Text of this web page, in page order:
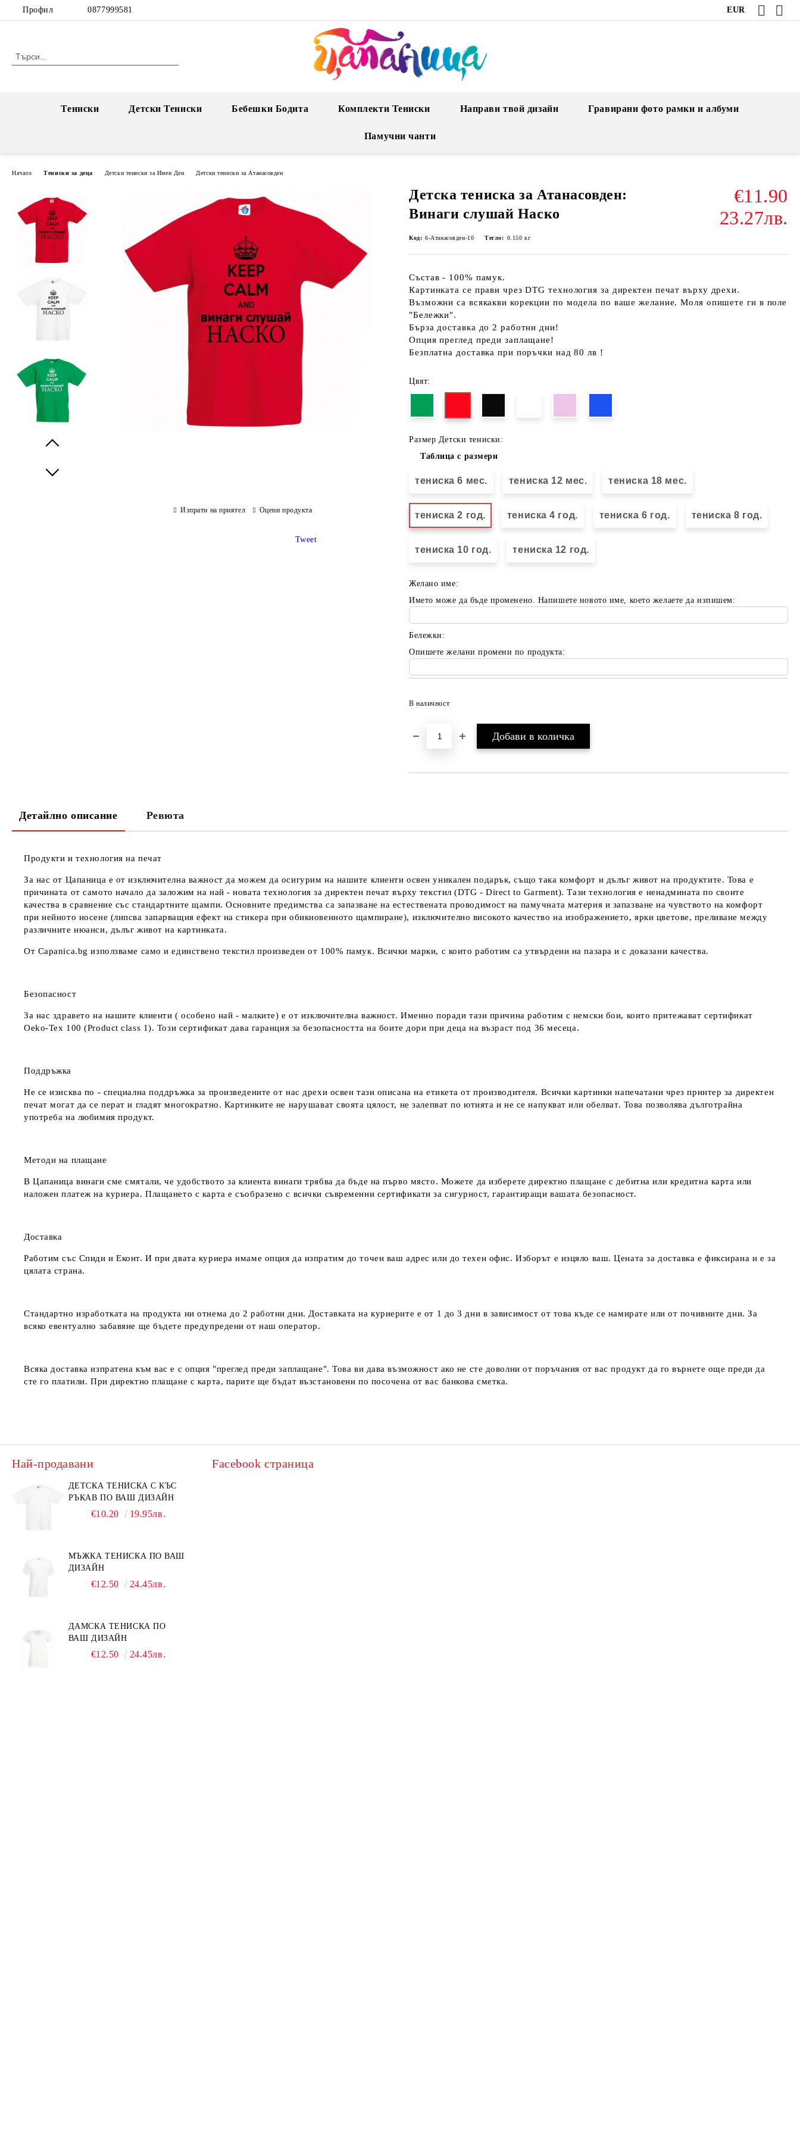
Профил 0877999581 EUR
Тениски Детски Тениски Бебешки Бодита Комплекти Тениски Направи твой дизайн Гравирани фото рамки и албуми
Памучни чанти
Начало Тениски за деца Детски тениски за Имен Ден Детски тениски за Атанасовден
Детска тениска за Атанасовден:
Винаги слушай Наско
€11.90
23.27лв.
Код: 6-Атанасовден-10 Тегло: 0.150 кг
Състав - 100% памук.
Картинката се прави чрез DTG технология за директен печат върху дрехи.
Възможни са всякакви корекции по модела по ваше желание. Моля опишете ги в поле
"Бележки".
Бърза доставка до 2 работни дни!
Опция преглед преди заплащане!
Безплатна доставка при поръчки над 80 лв !
Цвят:
Размер Детски тениски:
Таблица с размери
тениска 6 мес. тениска 12 мес. тениска 18 мес.
тениска 2 год. тениска 4 год. тениска 6 год. тениска 8 год.
тениска 10 год. тениска 12 год.
Желано име:
Името може да бъде променено. Напишете новото име, което желаете да изпишем:
Бележки:
Опишете желани промени по продукта:
В наличност
Изпрати на приятел Оцени продукта
Tweet
Детайлно описание Ревюта
Продукти и технология на печат
За нас от Цапаница е от изключителна важност да можем да осигурим на нашите клиенти освен уникален подарък, също така комфорт и дълъг живот на продуктите. Това е
причината от самото начало да заложим на най - новата технология за директен печат върху текстил (DTG - Direct to Garment). Тази технология е ненадмината по своите
качества в сравнение със стандартните щампи. Основните предимства са запазване на естествената проводимост на памучната материя и запазване на чувството на комфорт
при нейното носене (липсва запарващия ефект на стикера при обикновенното щампиране), изключително високото качество на изображението, ярки цветове, преливане между
различните нюанси, дълъг живот на картинката.
От Capanica.bg използваме само и единствено текстил произведен от 100% памук. Всички марки, с които работим са утвърдени на пазара и с доказани качества.
Безопасност
За нас здравето на нашите клиенти ( особено най - малките) е от изключителна важност. Именно поради тази причина работим с немски бои, които притежават сертификат
Oeko-Tex 100 (Product class 1). Този сертификат дава гаранция за безопасността на боите дори при деца на възраст под 36 месеца.
Поддръжка
Не се изисква по - специална поддръжка за произведените от нас дрехи освен тази описана на етикета от производителя. Всички картинки напечатани чрез принтер за директен
печат могат да се перат и гладят многократно. Картинките не нарушават своята цялост, не залепват по ютията и не се напукват или обелват. Това позволява дълготрайна
употреба на любимия продукт.
Методи на плащане
В Цапаница винаги сме смятали, че удобството за клиента винаги трябва да бъде на първо място. Можете да изберете директно плащане с дебитна или кредитна карта или
наложен платеж на куриера. Плащането с карта е съобразено с всички съвременни сертификати за сигурност, гарантиращи вашата безопасност.
Доставка
Работим със Спиди и Еконт. И при двата куриера имаме опция да изпратим до точен ваш адрес или до техен офис. Изборът е изцяло ваш. Цената за доставка е фиксирана и е за
цялата страна.
Стандартно изработката на продукта ни отнема до 2 работни дни. Доставката на куриерите е от 1 до 3 дни в зависимост от това къде се намирате или от почивните дни. За
всяко евентуално забавяне ще бъдете предупредени от наш оператор.
Всяка доставка изпратена към вас е с опция "преглед преди заплащане". Това ви дава възможност ако не сте доволни от поръчания от вас продукт да го върнете още преди да
сте го платили. При директно плащане с карта, парите ще бъдат възстановени по посочена от вас банкова сметка.
Най-продавани
ДЕТСКА ТЕНИСКА С КЪС
РЪКАВ ПО ВАШ ДИЗАЙН
€10.20 19.95лв.
МЪЖКА ТЕНИСКА ПО ВАШ
ДИЗАЙН
€12.50 24.45лв.
ДАМСКА ТЕНИСКА ПО
ВАШ ДИЗАЙН
€12.50 24.45лв.
Facebook страница